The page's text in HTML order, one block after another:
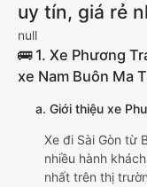
uy tín, giá rẻ
null
🚌 1. Xe Phương
xe Nam Buôn Ma
a. Giới thiệu xe
Xe đi Sài Gòn từ
nhiều hành
nhất trên thị